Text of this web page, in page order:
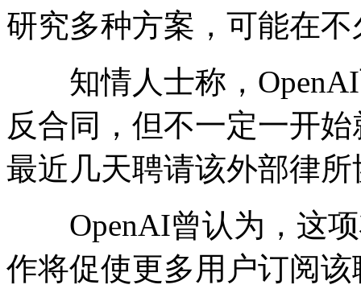
研究多种方案，可能在
知情人士称，OpenAI
反合同，但不一定一开
最近几天聘请该外部律
OpenAI曾认为，这项
作将促使更多用户订阅